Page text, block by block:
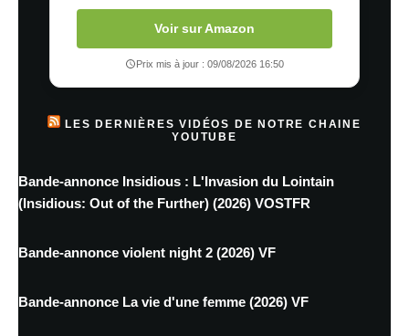
Voir sur Amazon
Prix mis à jour : 09/08/2026 16:50
LES DERNIÈRES VIDÉOS DE NOTRE CHAINE
YOUTUBE
Bande-annonce Insidious : L'Invasion du Lointain
(Insidious: Out of the Further) (2026) VOSTFR
Bande-annonce violent night 2 (2026) VF
Bande-annonce La vie d'une femme (2026) VF